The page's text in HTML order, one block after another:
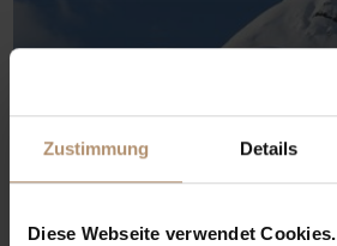
Zustimmung Details
Diese Webseite verwendet Cookies.